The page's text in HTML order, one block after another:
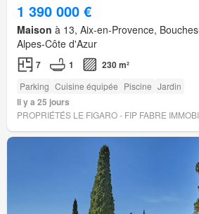
1 390 000 €
Maison à 13, Aix-en-Provence,
Alpes-Côte d'Azur
7 1 230 m²
Parking Cuisine équipée Piscine Jardin
Il y a 25 jours
PROPRIÉTÉS LE FIGARO - FIP FABRE